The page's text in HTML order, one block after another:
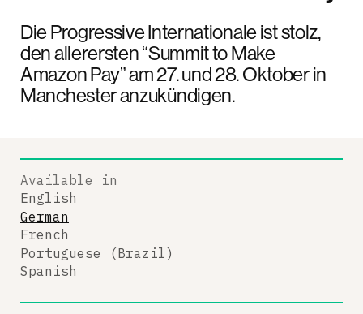
Die Progressive Internationale ist stolz,
den allerersten “Summit to Make
Amazon Pay” am 27. und 28. Oktober in
Manchester anzukündigen.
Available in
English
German
French
Portuguese (Brazil)
Spanish